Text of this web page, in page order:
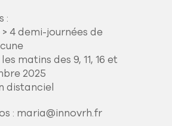
:
4 demi-journées de
matins des 9, 11, 16 et
2025
distanciel
: maria@innovrh.fr